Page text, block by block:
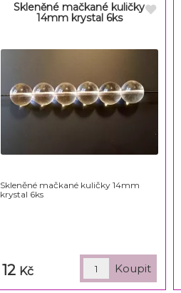
Skleněné mačkané kuličky
14mm krystal 6ks
Skleněné mačkané kuličky 14mm
krystal 6ks
12 Kč